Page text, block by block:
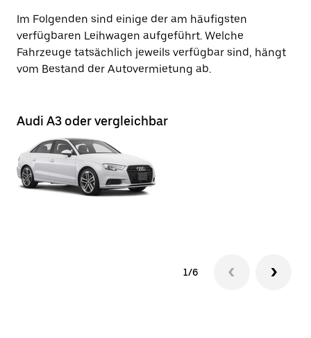
Im Folgenden sind einige der am häufigsten
verfügbaren Leihwagen aufgeführt. Welche
Fahrzeuge tatsächlich jeweils verfügbar sind, hängt
vom Bestand der Autovermietung ab.
Audi A3 oder vergleichbar
1/6